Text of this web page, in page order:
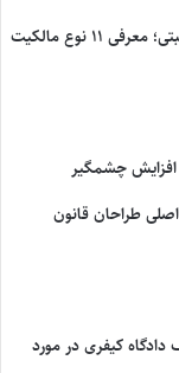
انواع مالکیت املاک در حقوق ثبتی؛ معرفی ۱۱ نوع مالکیت
چشمگیر
طراحان قانون
کیفری در مورد